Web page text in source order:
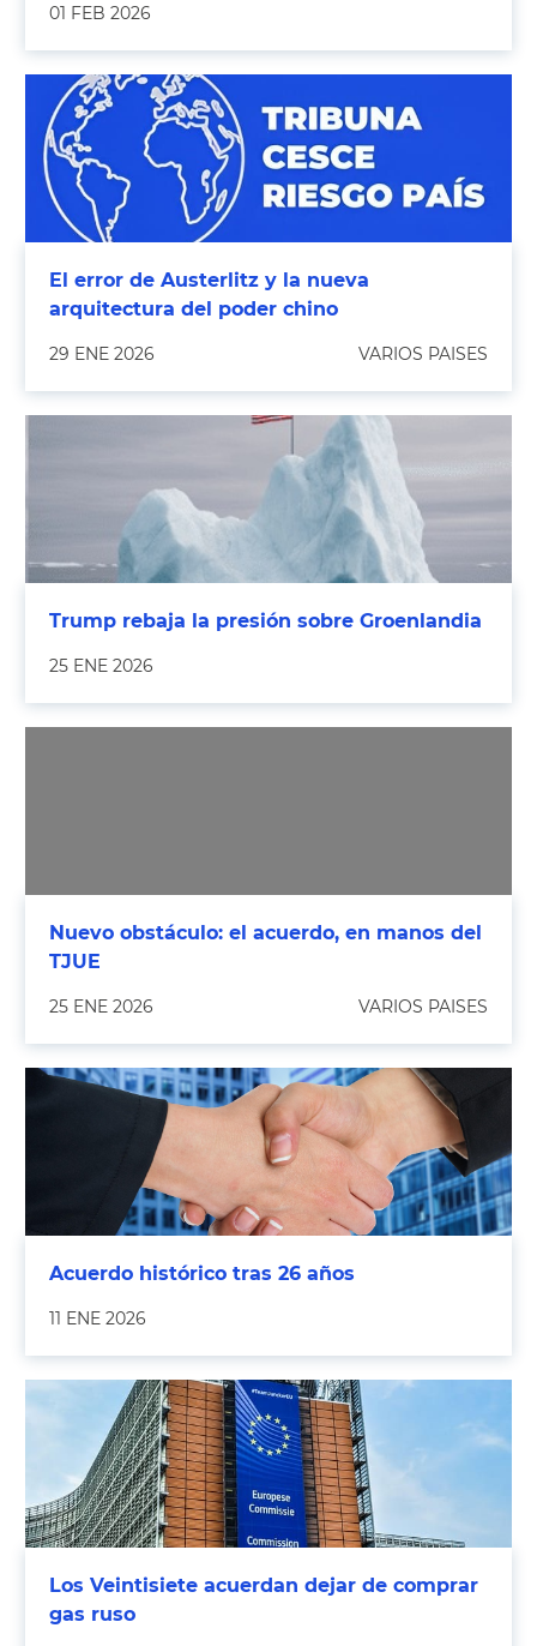
01 FEB 2026
El error de Austerlitz y la nueva
arquitectura del poder chino
29 ENE 2026 VARIOS PAISES
Trump rebaja la presión sobre Groenlandia
25 ENE 2026
Nuevo obstáculo: el acuerdo, en manos del
TJUE
25 ENE 2026 VARIOS PAISES
Acuerdo histórico tras 26 años
11 ENE 2026
Los Veintisiete acuerdan dejar de comprar
gas ruso